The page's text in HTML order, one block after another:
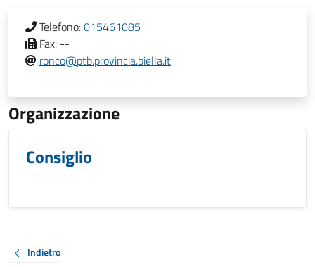
Telefono:015461085
Fax: --
ronco@ptb.provincia.biella.it
Organizzazione
Consiglio
Indietro